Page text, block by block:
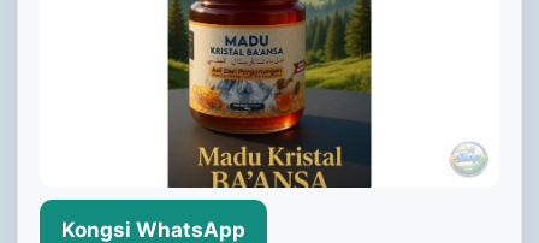
Kongsi WhatsApp